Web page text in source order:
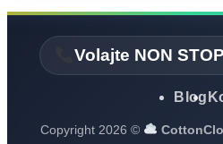
Volajte NON
Blog
Copyright 2026 ©